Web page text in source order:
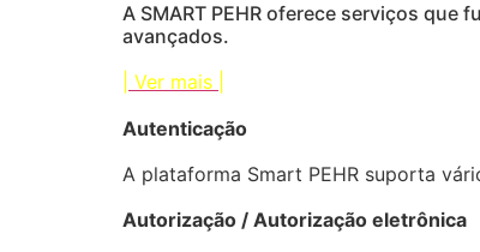
A SMART PEHR oferece serviços
avançados.
| Ver mais |
Autenticação
A plataforma Smart PEHR suporta
Autorização / Autorização eletrônica